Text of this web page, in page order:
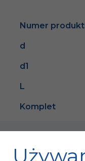
Numer
d
d1
L
Komplet